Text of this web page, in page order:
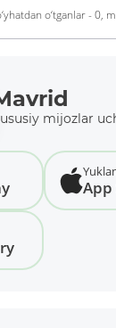
o‘tganlar - 0,
mijozlar
App